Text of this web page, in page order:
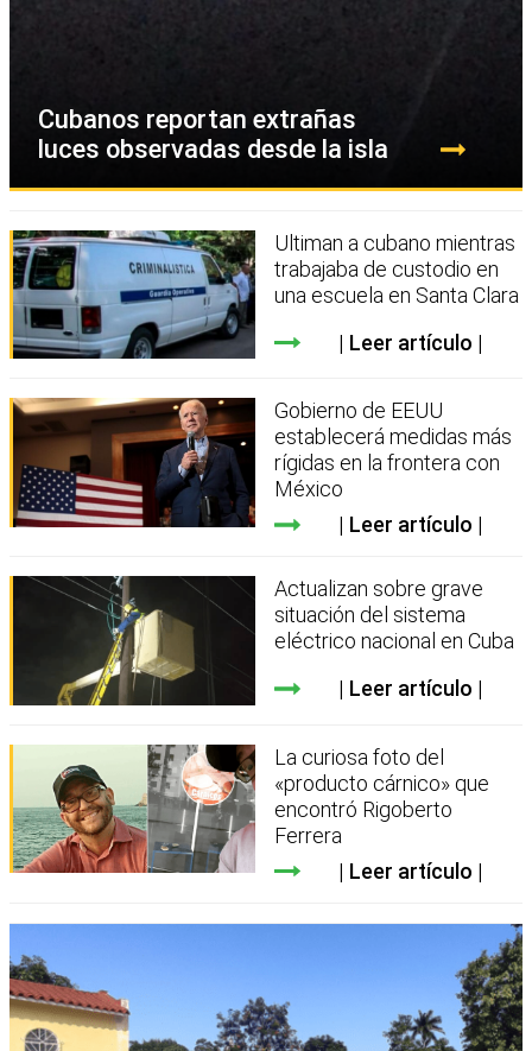
Cubanos reportan extrañas
luces observadas desde la isla
Ultiman a cubano mientras
trabajaba de custodio en
una escuela en Santa Clara
Leer artículo
Gobierno de EEUU
establecerá medidas más
rígidas en la frontera con
México
Leer artículo
Actualizan sobre grave
situación del sistema
eléctrico nacional en Cuba
Leer artículo
La curiosa foto del
«producto cárnico» que
encontró Rigoberto
Ferrera
Leer artículo